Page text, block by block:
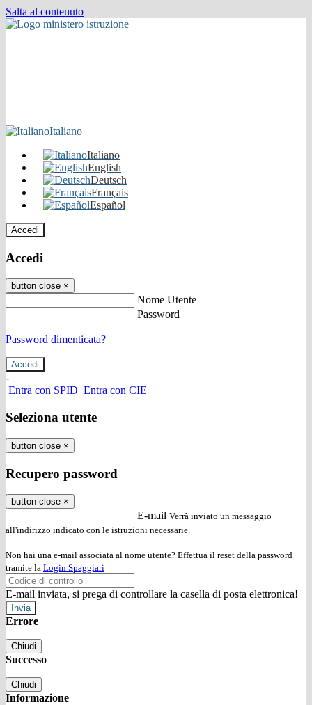
Salta al contenuto
Italiano
Italiano
English
Deutsch
Français
Español
Accedi
Accedi
button close ×
Nome Utente
Password
Password dimenticata?
-
Entra con SPID Entra con CIE
Seleziona utente
button close ×
Recupero password
button close ×
E-mail Verrà inviato un messaggio
all'indirizzo indicato con le istruzioni necessarie.
Non hai una e-mail associata al nome utente? Effettua il reset della password
tramite la Login Spaggiari
E-mail inviata, si prega di controllare la casella di posta elettronica!
Errore
Chiudi
Successo
Chiudi
Informazione